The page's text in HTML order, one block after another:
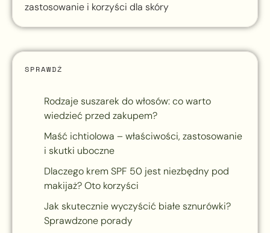
zastosowanie i korzyści dla skóry
SPRAWDŹ
Rodzaje suszarek do włosów: co warto
wiedzieć przed zakupem?
Maść ichtiolowa – właściwości, zastosowanie
i skutki uboczne
Dlaczego krem SPF 50 jest niezbędny pod
makijaż? Oto korzyści
Jak skutecznie wyczyścić białe sznurówki?
Sprawdzone porady